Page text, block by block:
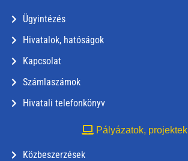
Ügyintézés
Hivatalok, hatóságok
Kapcsolat
Számlaszámok
Hivatali telefonkönyv
Pályázatok, projektek
Közbeszerzések